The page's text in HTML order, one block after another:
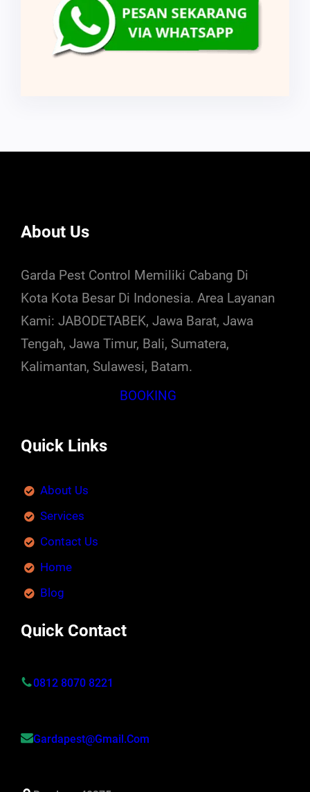
About Us
Garda Pest Control Memiliki Cabang Di
Kota Kota Besar Di Indonesia. Area Layanan
Kami: JABODETABEK, Jawa Barat, Jawa
Tengah, Jawa Timur, Bali, Sumatera,
Kalimantan, Sulawesi, Batam.
BOOKING
Quick Links
About Us
Services
Contact Us
Home
Blog
Quick Contact
0812 8070 8221
Gardapest@gmail.com